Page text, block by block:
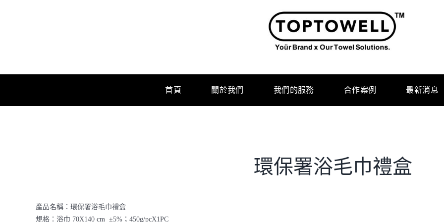
首頁 關於我們 我們的服務 合作案例 最新消息
環保署浴毛巾禮盒
產品名稱：環保署浴毛巾禮盒
規格：浴巾 70X140 cm ±5%；450g/pcX1PC